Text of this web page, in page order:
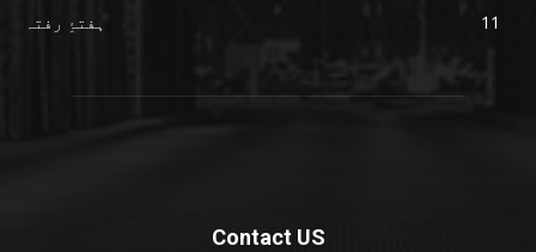
ہفتۂِ رفتہ
11
Contact US